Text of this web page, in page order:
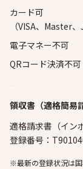
カード可
（VISA、Master
電子マネー不可
QRコード決済不可
領収書（適格簡易
適格請求書（イン
登録番号：
※最新の登録状況は